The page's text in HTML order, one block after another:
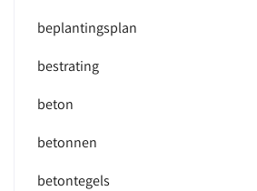
beplantingsplan
bestrating
beton
betonnen
betontegels